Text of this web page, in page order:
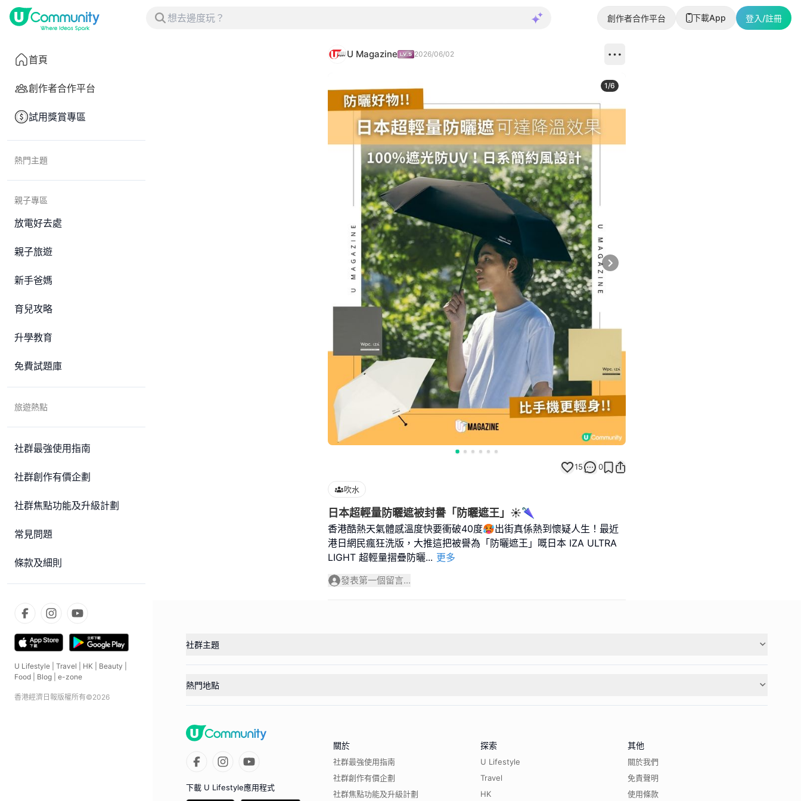
創作者合作平台 下載App 登入/註冊
首頁
創作者合作平台
試用獎賞專區
熱門主題
親子專區
放電好去處
親子旅遊
新手爸媽
育兒攻略
升學教育
免費試題庫
旅遊熱點
社群最強使用指南
社群創作有價企劃
社群焦點功能及升級計劃
常見問題
條款及細則
U Lifestyle Travel HK Beauty
Food
Blog e-zone
香港經濟日報版權所有©2026
U Magazine 2026/06/02
Next slide
1/6
15 0
吹水
日本超輕量防曬遮被封譽「防曬遮王」☀️🌂
香港酷熱天氣體感溫度快要衝破40度🥵出街真係熱到懷疑人生！最近
港日網民瘋狂洗版，大推這把被譽為「防曬遮王」嘅日本 IZA ULTRA
LIGHT 超輕量摺疊防曬... 更多
發表第一個留言...
社群主題
熱門地點
下載 U Lifestyle應用程式
關於
社群最強使用指南
社群創作有價企劃
社群焦點功能及升級計劃
探索
U Lifestyle
Travel
HK
其他
關於我們
免責聲明
使用條款